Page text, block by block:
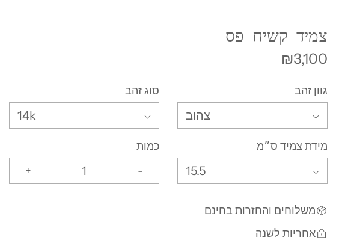
צמיד קשיח פס
₪3,100
גוון זהב
צהוב
סוג זהב
14k
מידת צמיד ס״מ
15.5
כמות
-
+
משלוחים והחזרות בחינם
אחריות לשנה